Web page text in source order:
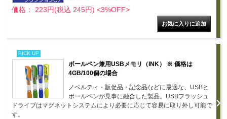
価格： 223円(税込 245円) <3%OFF>
PICK UP
ボールペン兼用USBメモリ（INK） ※ 価格は
4GB/100個の場合
ノベルティ・販促品・記念品などに最適な、USBと
ボールペンが見事に融合した製品。USBフラッシュ
ドライブはマグネットシステムにより必要に応じて容易に取り外し可能で
す。